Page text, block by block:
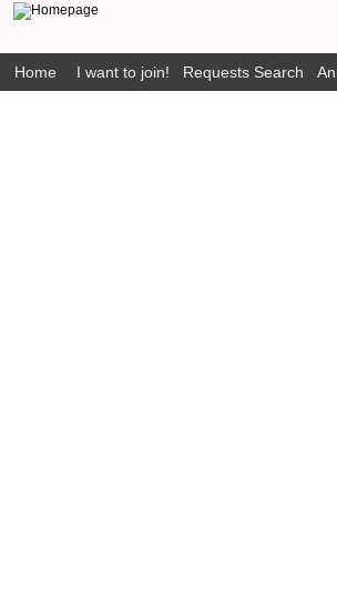
Home I want to join! Requests Search